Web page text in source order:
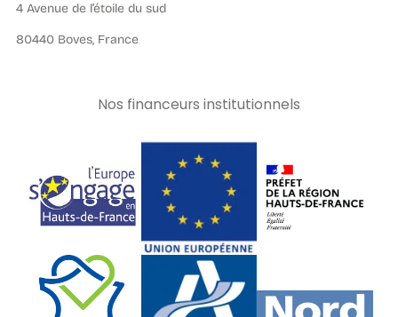
4 Avenue de l’étoile du sud
80440 Boves, France
Nos financeurs institutionnels